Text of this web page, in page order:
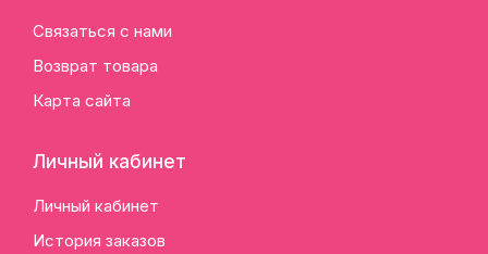
Связаться с нами
Возврат товара
Карта сайта
Личный кабинет
Личный кабинет
История заказов